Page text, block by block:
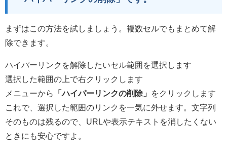
まずはこの方法を試しましょう。複数セルでもまとめて解
除できます。
ハイパーリンクを解除したいセル範囲を選択します
選択した範囲の上で右クリックします
メニューから
「ハイパーリンクの削除」
をクリックします
これで、選択した範囲のリンクを一気に外せます。文字列
そのものは残るので、URLや表示テキストを消したくない
ときにも安心ですよ。